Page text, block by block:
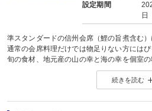
設定期間
日
準スタンダードの信州会席（鯉の旨煮含む
通常の会席料理だけでは物足りない方にはぴ
旬の食材、地元産の山の幸と海の幸を個室
前彩、吸物、刺身、煮物、焼物、鍋物、揚
※ 仕入れ状況により変更になる場合もあ
※ ステーキは大人の方のみです。お子様に
食物アレルギーについて 単品（蟹自体が
続きを読む